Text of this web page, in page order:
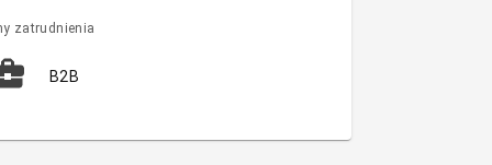
zatrudnienia
B2B